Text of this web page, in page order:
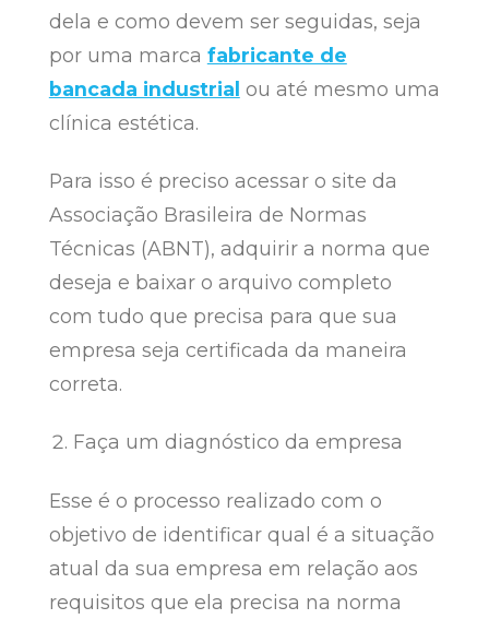
dela e como devem ser seguidas, seja
por uma marca fabricante de
bancada industrial ou até mesmo uma
clínica estética.
Para isso é preciso acessar o site da
Associação Brasileira de Normas
Técnicas (ABNT), adquirir a norma que
deseja e baixar o arquivo completo
com tudo que precisa para que sua
empresa seja certificada da maneira
correta.
Faça um diagnóstico da empresa
Esse é o processo realizado com o
objetivo de identificar qual é a situação
atual da sua empresa em relação aos
requisitos que ela precisa na norma